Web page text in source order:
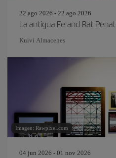
22 ago 2026 - 22 ago 2026
La antigua Fe and Rat Penat
Kuivi Almacenes
Imagen: Rawpixel.com
04 jun 2026 - 01 nov 2026